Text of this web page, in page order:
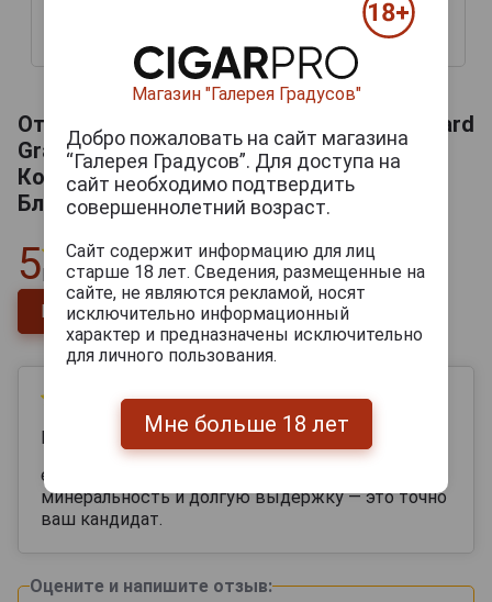
9 500 руб.
бутылки
6 000 руб.
Отзывы на Collard Picard Cuvee Dom Picard
Grand Cru Blanc de Blancs Шампанское
Коллар Пикар Кюве Дом Пикар Гран Крю
Блан де Блан 0.75л
5Всего1отзыв
Напишите отзыв
16 июля 2026
Илья
если вы цените в шампанском структуру,
минеральность и долгую выдержку — это точно
ваш кандидат.
Оцените и напишите отзыв:
Магазин "Галерея Градусов"
Добро пожаловать на сайт магазина
“Галерея Градусов”. Для доступа на
сайт необходимо подтвердить
совершеннолетний возраст.
Сайт содержит информацию для лиц
старше 18 лет. Сведения, размещенные на
сайте, не являются рекламой, носят
исключительно информационный
характер и предназначены исключительно
для личного пользования.
Мне больше 18 лет